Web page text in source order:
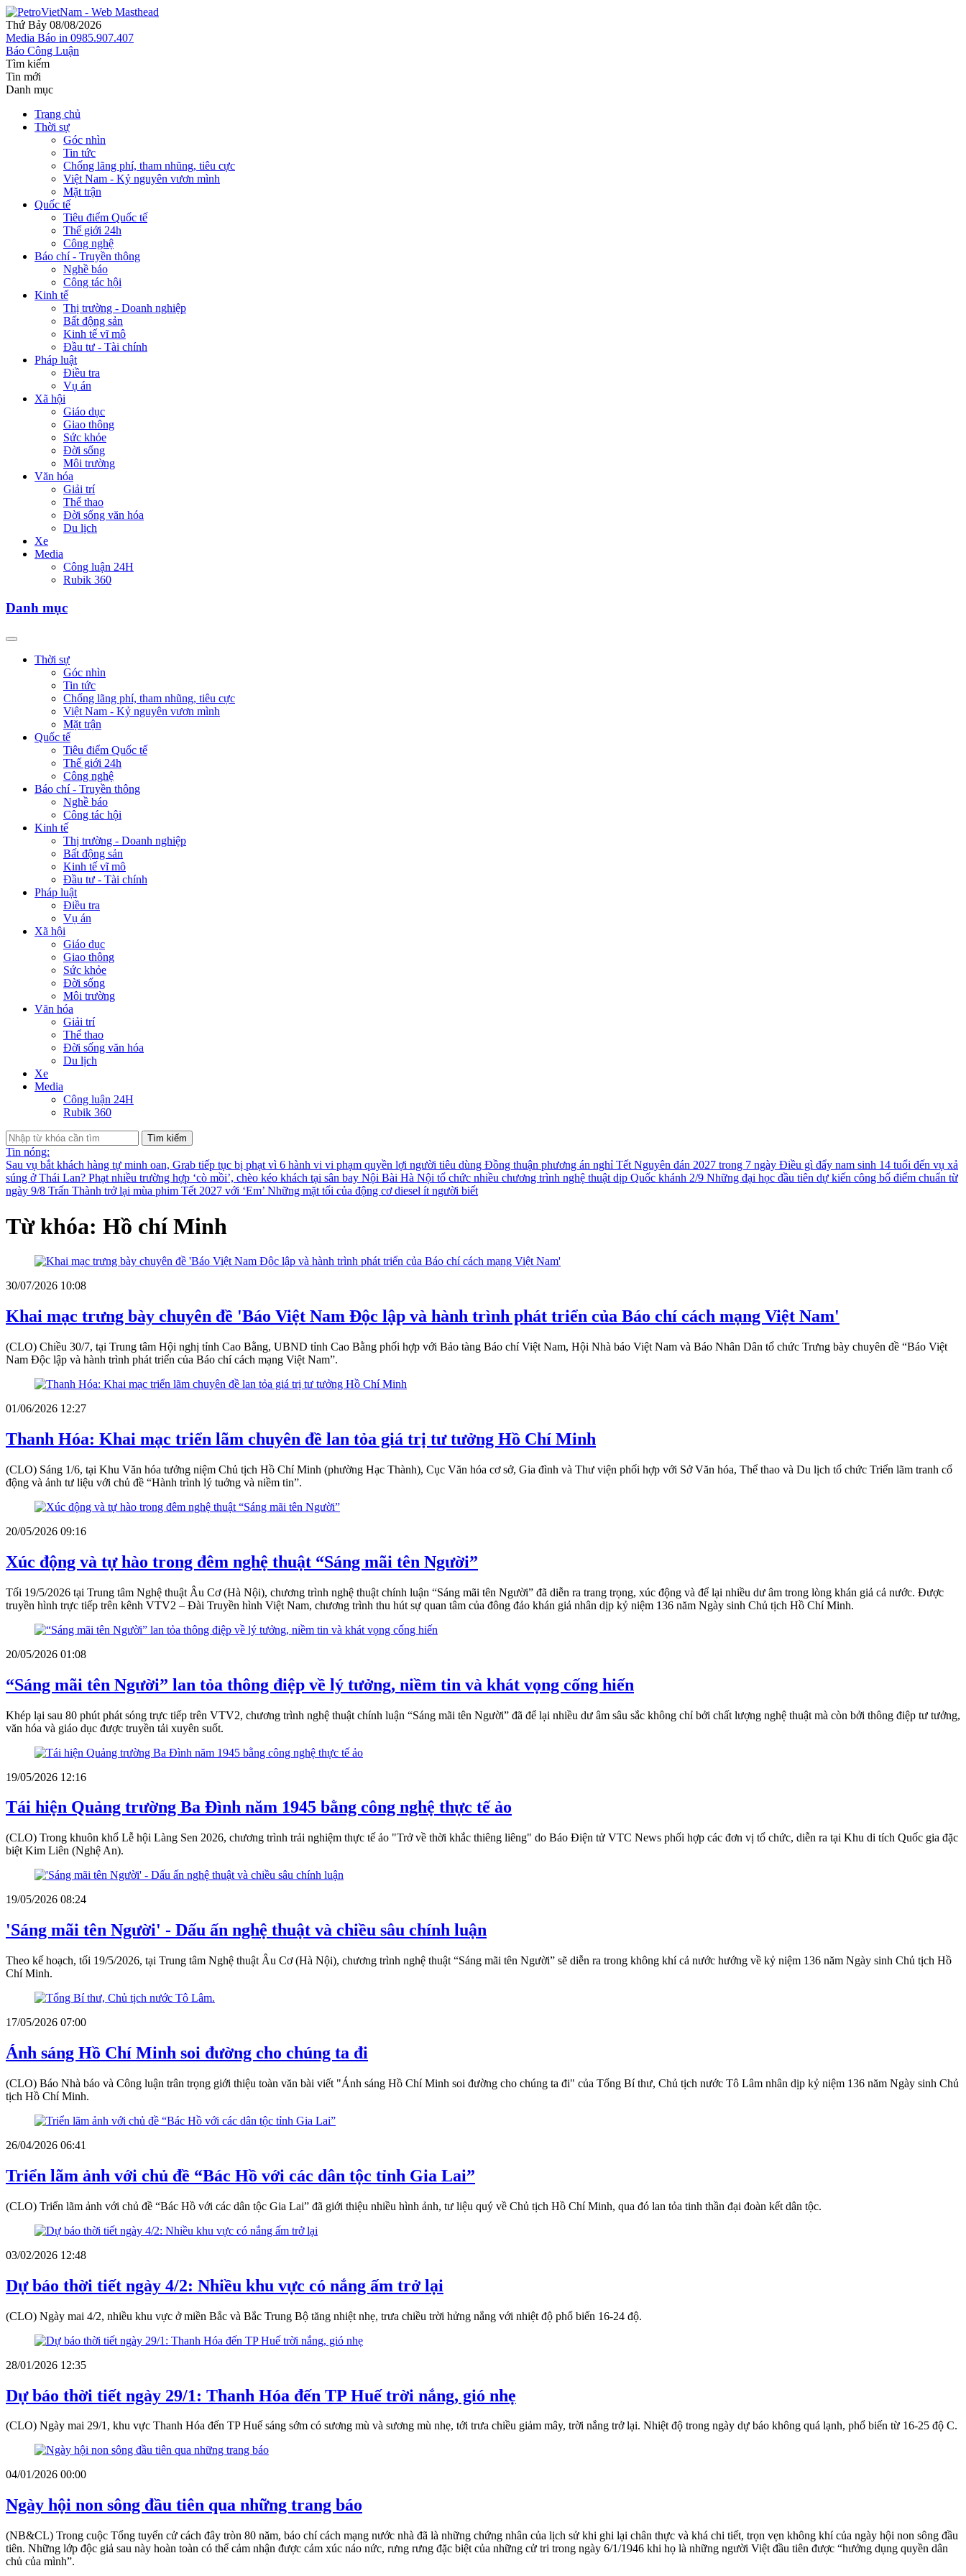
Thứ Bảy 08/08/2026
Media Báo in 0985.907.407
Báo Công Luận
Tìm kiếm
Tin mới
Danh mục
Trang chủ
Thời sự
Góc nhìn
Tin tức
Chống lãng phí, tham nhũng, tiêu cực
Việt Nam - Kỷ nguyên vươn mình
Mặt trận
Quốc tế
Tiêu điểm Quốc tế
Thế giới 24h
Công nghệ
Báo chí - Truyền thông
Nghề báo
Công tác hội
Kinh tế
Thị trường - Doanh nghiệp
Bất động sản
Kinh tế vĩ mô
Đầu tư - Tài chính
Pháp luật
Điều tra
Vụ án
Xã hội
Giáo dục
Giao thông
Sức khỏe
Đời sống
Môi trường
Văn hóa
Giải trí
Thể thao
Đời sống văn hóa
Du lịch
Xe
Media
Công luận 24H
Rubik 360
Danh mục
Thời sự
Góc nhìn
Tin tức
Chống lãng phí, tham nhũng, tiêu cực
Việt Nam - Kỷ nguyên vươn mình
Mặt trận
Quốc tế
Tiêu điểm Quốc tế
Thế giới 24h
Công nghệ
Báo chí - Truyền thông
Nghề báo
Công tác hội
Kinh tế
Thị trường - Doanh nghiệp
Bất động sản
Kinh tế vĩ mô
Đầu tư - Tài chính
Pháp luật
Điều tra
Vụ án
Xã hội
Giáo dục
Giao thông
Sức khỏe
Đời sống
Môi trường
Văn hóa
Giải trí
Thể thao
Đời sống văn hóa
Du lịch
Xe
Media
Công luận 24H
Rubik 360
Tìm kiếm
Tin nóng:
Sau vụ bắt khách hàng tự minh oan, Grab tiếp tục bị phạt vì 6 hành vi vi phạm quyền lợi người tiêu dùng Đồng thuận phương án nghỉ Tết Nguyên đán 2027 trong 7 ngày Điều gì đẩy nam sinh 14 tuổi đến vụ xả
súng ở Thái Lan? Phạt nhiều trường hợp ‘cò mồi’, chèo kéo khách tại sân bay Nội Bài Hà Nội tổ chức nhiều chương trình nghệ thuật dịp Quốc khánh 2/9 Những đại học đầu tiên dự kiến công bố điểm chuẩn từ
ngày 9/8 Trấn Thành trở lại mùa phim Tết 2027 với ‘Em’ Những mặt tối của động cơ diesel ít người biết
Từ khóa: Hồ chí Minh
30/07/2026 10:08
Khai mạc trưng bày chuyên đề 'Báo Việt Nam Độc lập và hành trình phát triển của Báo chí cách mạng Việt Nam'
(CLO) Chiều 30/7, tại Trung tâm Hội nghị tỉnh Cao Bằng, UBND tỉnh Cao Bằng phối hợp với Bảo tàng Báo chí Việt Nam, Hội Nhà báo Việt Nam và Báo Nhân Dân tổ chức Trưng bày chuyên đề “Báo Việt
Nam Độc lập và hành trình phát triển của Báo chí cách mạng Việt Nam”.
01/06/2026 12:27
Thanh Hóa: Khai mạc triển lãm chuyên đề lan tỏa giá trị tư tưởng Hồ Chí Minh
(CLO) Sáng 1/6, tại Khu Văn hóa tưởng niệm Chủ tịch Hồ Chí Minh (phường Hạc Thành), Cục Văn hóa cơ sở, Gia đình và Thư viện phối hợp với Sở Văn hóa, Thể thao và Du lịch tổ chức Triển lãm tranh cổ
động và ảnh tư liệu với chủ đề “Hành trình lý tuởng và niềm tin”.
20/05/2026 09:16
Xúc động và tự hào trong đêm nghệ thuật “Sáng mãi tên Người”
Tối 19/5/2026 tại Trung tâm Nghệ thuật Âu Cơ (Hà Nội), chương trình nghệ thuật chính luận “Sáng mãi tên Người” đã diễn ra trang trọng, xúc động và để lại nhiều dư âm trong lòng khán giả cả nước. Được
truyền hình trực tiếp trên kênh VTV2 – Đài Truyền hình Việt Nam, chương trình thu hút sự quan tâm của đông đảo khán giả nhân dịp kỷ niệm 136 năm Ngày sinh Chủ tịch Hồ Chí Minh.
20/05/2026 01:08
“Sáng mãi tên Người” lan tỏa thông điệp về lý tưởng, niềm tin và khát vọng cống hiến
Khép lại sau 80 phút phát sóng trực tiếp trên VTV2, chương trình nghệ thuật chính luận “Sáng mãi tên Người” đã để lại nhiều dư âm sâu sắc không chỉ bởi chất lượng nghệ thuật mà còn bởi thông điệp tư tưởng,
văn hóa và giáo dục được truyền tải xuyên suốt.
19/05/2026 12:16
Tái hiện Quảng trường Ba Đình năm 1945 bằng công nghệ thực tế ảo
(CLO) Trong khuôn khổ Lễ hội Làng Sen 2026, chương trình trải nghiệm thực tế ảo "Trở về thời khắc thiêng liêng" do Báo Điện tử VTC News phối hợp các đơn vị tổ chức, diễn ra tại Khu di tích Quốc gia đặc
biệt Kim Liên (Nghệ An).
19/05/2026 08:24
'Sáng mãi tên Người' - Dấu ấn nghệ thuật và chiều sâu chính luận
Theo kế hoạch, tối 19/5/2026, tại Trung tâm Nghệ thuật Âu Cơ (Hà Nội), chương trình nghệ thuật “Sáng mãi tên Người” sẽ diễn ra trong không khí cả nước hướng về kỷ niệm 136 năm Ngày sinh Chủ tịch Hồ
Chí Minh.
17/05/2026 07:00
Ánh sáng Hồ Chí Minh soi đường cho chúng ta đi
(CLO) Báo Nhà báo và Công luận trân trọng giới thiệu toàn văn bài viết "Ánh sáng Hồ Chí Minh soi đường cho chúng ta đi" của Tổng Bí thư, Chủ tịch nước Tô Lâm nhân dịp kỷ niệm 136 năm Ngày sinh Chủ
tịch Hồ Chí Minh.
26/04/2026 06:41
Triển lãm ảnh với chủ đề “Bác Hồ với các dân tộc tỉnh Gia Lai”
(CLO) Triển lãm ảnh với chủ đề “Bác Hồ với các dân tộc Gia Lai” đã giới thiệu nhiều hình ảnh, tư liệu quý về Chủ tịch Hồ Chí Minh, qua đó lan tỏa tinh thần đại đoàn kết dân tộc.
03/02/2026 12:48
Dự báo thời tiết ngày 4/2: Nhiều khu vực có nắng ấm trở lại
(CLO) Ngày mai 4/2, nhiều khu vực ở miền Bắc và Bắc Trung Bộ tăng nhiệt nhẹ, trưa chiều trời hửng nắng với nhiệt độ phổ biến 16-24 độ.
28/01/2026 12:35
Dự báo thời tiết ngày 29/1: Thanh Hóa đến TP Huế trời nắng, gió nhẹ
(CLO) Ngày mai 29/1, khu vực Thanh Hóa đến TP Huế sáng sớm có sương mù và sương mù nhẹ, tới trưa chiều giảm mây, trời nắng trở lại. Nhiệt độ trong ngày dự báo không quá lạnh, phổ biến từ 16-25 độ C.
04/01/2026 00:00
Ngày hội non sông đầu tiên qua những trang báo
(NB&CL) Trong cuộc Tổng tuyển cử cách đây tròn 80 năm, báo chí cách mạng nước nhà đã là những chứng nhân của lịch sử khi ghi lại chân thực và khá chi tiết, trọn vẹn không khí của ngày hội non sông đầu
tiên. Những lớp độc giả sau này hoàn toàn có thể cảm nhận được cảm xúc náo nức, rưng rưng đặc biệt của những cử tri trong ngày 6/1/1946 khi họ là những người Việt đầu tiên được “hưởng dụng quyền dân
chủ của mình”.